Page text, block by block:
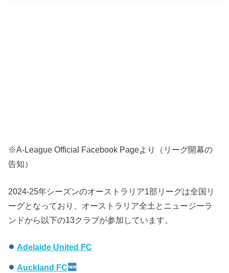
※A-League Official Facebook Pageより（リーグ開幕の
告知）
2024-25年シーズンのオーストラリア1部リーグは全国リ
ーグとなっており、オーストラリア全土とニュージーラ
ンドから以下の13クラブが参加しています。
Adelaide United FC
Auckland FC